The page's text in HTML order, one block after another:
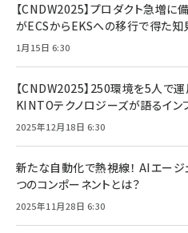
【CNDW2025】プロダクト急増に
がECSからEKSへの移行で得た知
1月15日 6:30
【CNDW2025】250環境を5人で
KINTOテクノロジーズが語るイン
2025年12月18日 6:30
新たな自動化で熱視線！ AIエージ
つのコンポーネントとは？
2025年11月28日 6:30